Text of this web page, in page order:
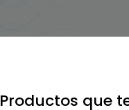
Productos que